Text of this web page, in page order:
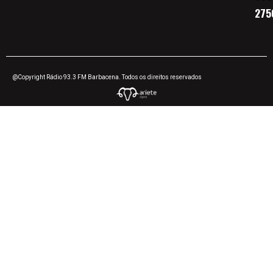
@Copyright Rádio 93.3 FM Barbacena. Todos os direitos reservados